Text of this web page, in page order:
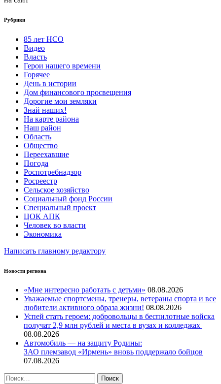
Рубрики
85 лет НСО
Видео
Власть
Герои нашего времени
Горячее
День в истории
Дом финансового просвещения
Дорогие мои земляки
Знай наших!
На карте района
Наш район
Область
Общество
Переехавшие
Погода
Роспотребнадзор
Росреестр
Сельское хозяйство
Социальный фонд России
Специальный проект
ЦОК АПК
Человек во власти
Экономика
Написать главному редактору
Новости региона
«Мне интересно работать с детьми» 08.08.2026
Уважаемые спортсмены, тренеры, ветераны спорта и все
любители активного образа жизни! 08.08.2026
Успей стать героем: добровольцы в беспилотные войска
получат 2,9 млн рублей и места в вузах и колледжах
08.08.2026
Автомобиль — на защиту Родины:
ЗАО племзавод «Ирмень» вновь поддержало бойцов
07.08.2026
Найти: